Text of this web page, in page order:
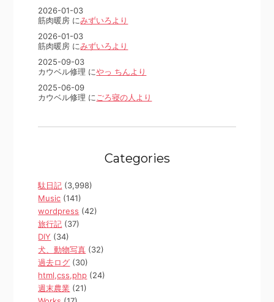
2026-01-03
筋肉暖房 にみずいろより
2026-01-03
筋肉暖房 にみずいろより
2025-09-03
カウベル修理 にやっ ちんより
2025-06-09
カウベル修理 に ごろ寝の人より
Categories
駄日記 (3,998)
Music (141)
wordpress (42)
旅行記 (37)
DIY (34)
犬、動物写真 (32)
過去ログ (30)
html,css,php (24)
週末農業 (21)